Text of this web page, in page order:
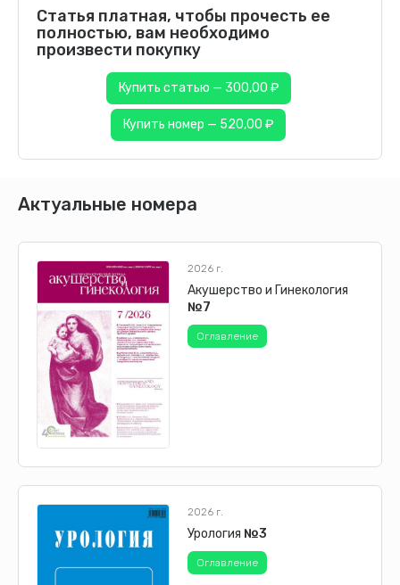
Статья платная, чтобы прочесть ее
полностью, вам необходимо
произвести покупку
Купить статью — 300,00 ₽
Купить номер — 520,00 ₽
Актуальные номера
2026 г.
Акушерство и Гинекология
№7
Оглавление
2026 г.
Урология №3
Оглавление